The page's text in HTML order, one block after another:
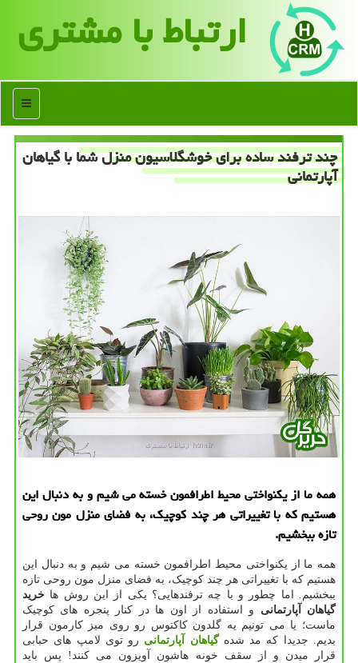
ارتباط با مشتری
منو
چند ترفند ساده برای خوشگلاسیون منزل شما با گیاهان
آپارتمانی
همه ما از یكنواختی محیط اطرافمون خسته می شیم و به دنبال این
هستیم كه با تغییراتی هر چند كوچیك، به فضای منزل مون روحی
تازه ببخشیم.
همه ما از یکنواختی محیط اطرافمون خسته می شیم و به دنبال این
هستیم که با تغییراتی هر چند کوچیک، به فضای منزل مون روحی تازه
ببخشیم. اما چطور و با چه ترفندهایی؟ یکی از این روش ها خرید
گیاهان آپارتمانی و استفاده از اون ها در کنار پنجره های کوچیک
ماست؛ یا می تونیم یه گلدون کاکتوس رو روی میز کارمون قرار
بدیم. جدیدا که مد شدهگیاهان آپارتمانی رو توی لامپ های حبابی
قرار میدن و از سقف خونه هاشون آویزون می کنند! پس باید